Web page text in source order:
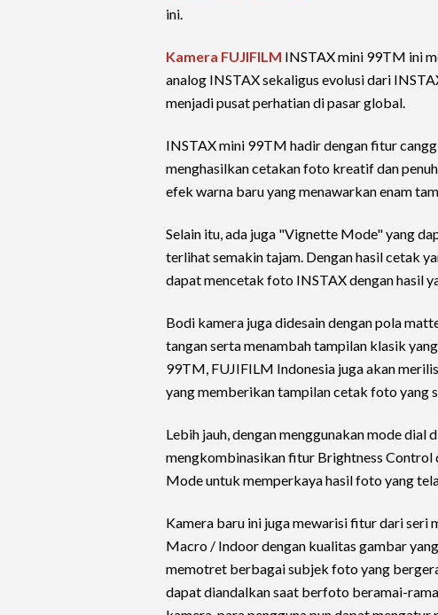
ini.
Kamera FUJIFILM INSTAX mini 99TM ini
analog INSTAX sekaligus evolusi dari
menjadi pusat perhatian di pasar global.
INSTAX mini 99TM hadir dengan fitur
menghasilkan cetakan foto kreatif dan
efek warna baru yang menawarkan enam
Selain itu, ada juga "Vignette Mode" yang
terlihat semakin tajam. Dengan hasil cetak
dapat mencetak foto INSTAX dengan hasil
Bodi kamera juga didesain dengan pola
tangan serta menambah tampilan klasik
99TM, FUJIFILM Indonesia juga akan
yang memberikan tampilan cetak foto yang
Lebih jauh, dengan menggunakan mode dial
mengkombinasikan fitur Brightness
Mode untuk memperkaya hasil foto yang
Kamera baru ini juga mewarisi fitur dari seri
Macro / Indoor dengan kualitas gambar
memotret berbagai subjek foto yang
dapat diandalkan saat berfoto beramai-